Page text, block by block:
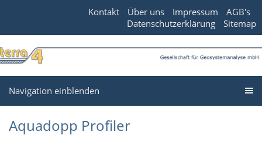
Kontakt Über uns Impressum
AGB's
Datenschutzerklärung
Sitemap
Navigation einblenden
Aquadopp Profiler